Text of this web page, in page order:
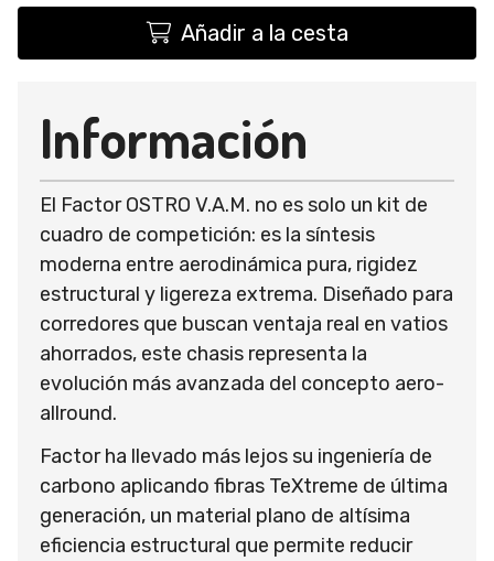
Añadir a la cesta
Información
El Factor OSTRO V.A.M. no es solo un kit de
cuadro de competición: es la síntesis
moderna entre aerodinámica pura, rigidez
estructural y ligereza extrema. Diseñado para
corredores que buscan ventaja real en vatios
ahorrados, este chasis representa la
evolución más avanzada del concepto aero-
allround.
Factor ha llevado más lejos su ingeniería de
carbono aplicando fibras TeXtreme de última
generación, un material plano de altísima
eficiencia estructural que permite reducir